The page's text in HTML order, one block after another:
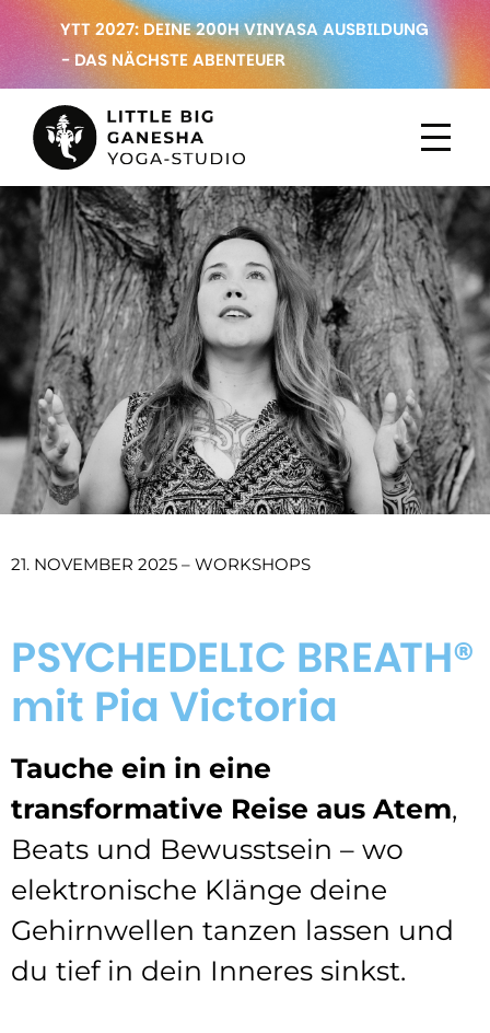
YTT 2027: DEINE 200H VINYASA AUSBILDUNG
- DAS NÄCHSTE ABENTEUER
21. NOVEMBER 2025 – WORKSHOPS
PSYCHEDELIC BREATH®
mit Pia Victoria
Tauche ein in eine
transformative Reise aus Atem,
Beats und Bewusstsein – wo
elektronische Klänge deine
Gehirnwellen tanzen lassen und
du tief in dein Inneres sinkst.